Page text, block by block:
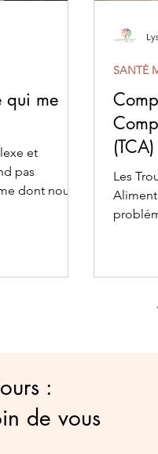
qui me
et
pas
dont nous
(TCA)
Les
SANTÉ
:
de vous